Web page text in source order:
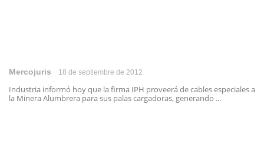
Mercojuris 18 de septiembre de 2012
Industria informó hoy que la firma IPH proveerá de cables especiales a
la Minera Alumbrera para sus palas cargadoras, generando ...